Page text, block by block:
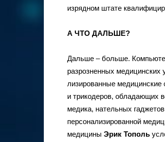
изрядном штате
А ЧТО ДАЛЬШЕ?
Дальше – больше.
разрозненных медицинских
лизированные
и трикодеров, обладающих
медика, нательных
персонализированной
медицины Эрик Тополь